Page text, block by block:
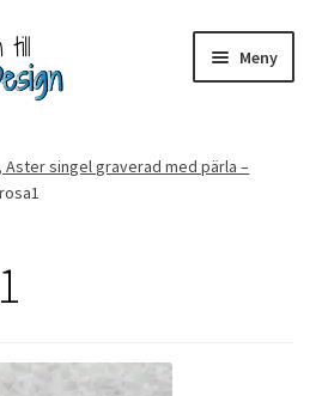
Meny
Aster singel graverad med pärla –